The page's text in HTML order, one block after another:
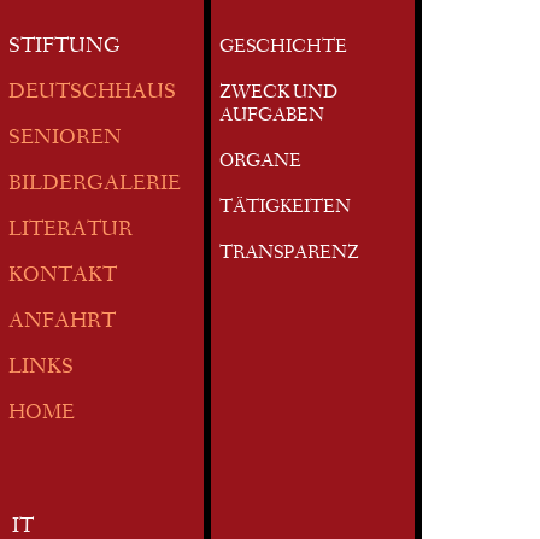
STIFTUNG
DEUTSCHHAUS
SENIOREN
BILDERGALERIE
LITERATUR
KONTAKT
ANFAHRT
LINKS
HOME
IT
GESCHICHTE
ZWECK UND
AUFGABEN
ORGANE
TÄTIGKEITEN
TRANSPARENZ